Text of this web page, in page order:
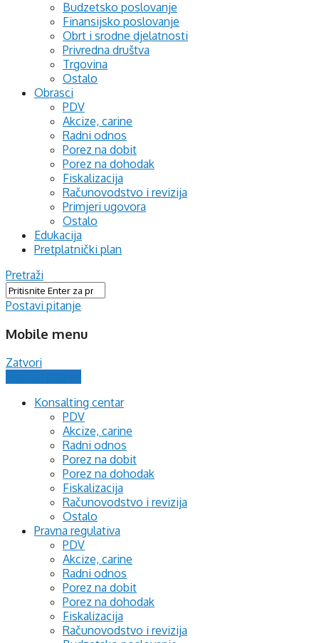
Budzetsko poslovanje
Finansijsko poslovanje
Obrt i srodne djelatnosti
Privredna društva
Trgovina
Ostalo
Obrasci
PDV
Akcize, carine
Radni odnos
Porez na dobit
Porez na dohodak
Fiskalizacija
Računovodstvo i revizija
Primjeri ugovora
Ostalo
Edukacija
Pretplatnički plan
Pretraži
Postavi pitanje
Mobile menu
Zatvori
Konsalting centar
PDV
Akcize, carine
Radni odnos
Porez na dobit
Porez na dohodak
Fiskalizacija
Računovodstvo i revizija
Ostalo
Pravna regulativa
PDV
Akcize, carine
Radni odnos
Porez na dobit
Porez na dohodak
Fiskalizacija
Računovodstvo i revizija